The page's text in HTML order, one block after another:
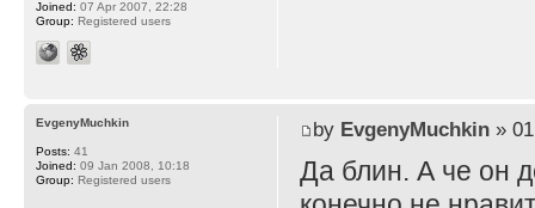
Joined: 07 Apr 2007, 22:28
Group: Registered users
by EvgenyMuchkin» 01
Да блин. А че он
EvgenyMuchkin
Posts: 41
Joined: 09 Jan 2008, 10:18
Group: Registered users